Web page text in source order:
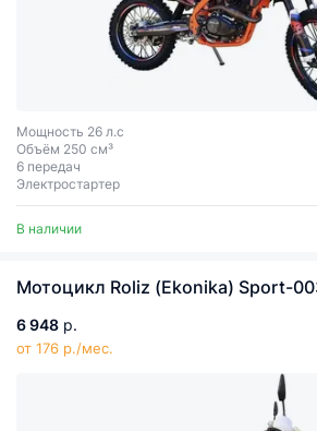
Мощность 26 л.с
Объём 250 см³
6 передач
Электростартер
В наличии
Мотоцикл Roliz (Ekonika) Sport-
6 948 р.
от 176 р./мес.